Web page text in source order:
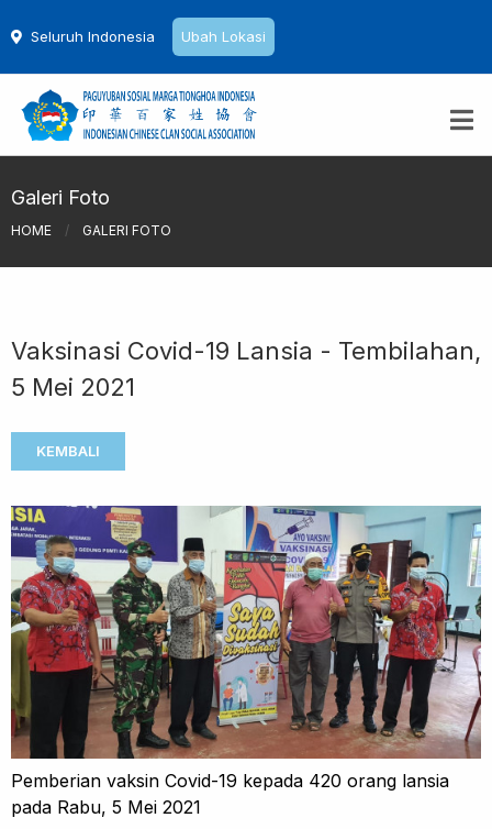
Seluruh Indonesia Ubah Lokasi
Galeri Foto
HOME / GALERI FOTO
Vaksinasi Covid-19 Lansia - Tembilahan,
5 Mei 2021
KEMBALI
Pemberian vaksin Covid-19 kepada 420 orang lansia
pada Rabu, 5 Mei 2021